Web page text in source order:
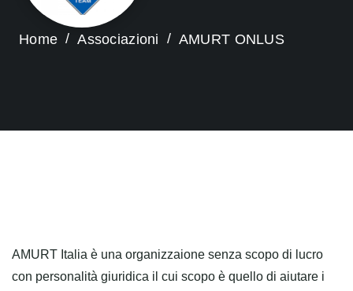
Home Associazioni AMURT ONLUS
AMURT Italia è una organizzaione senza scopo di lucro
con personalità giuridica il cui scopo è quello di aiutare i